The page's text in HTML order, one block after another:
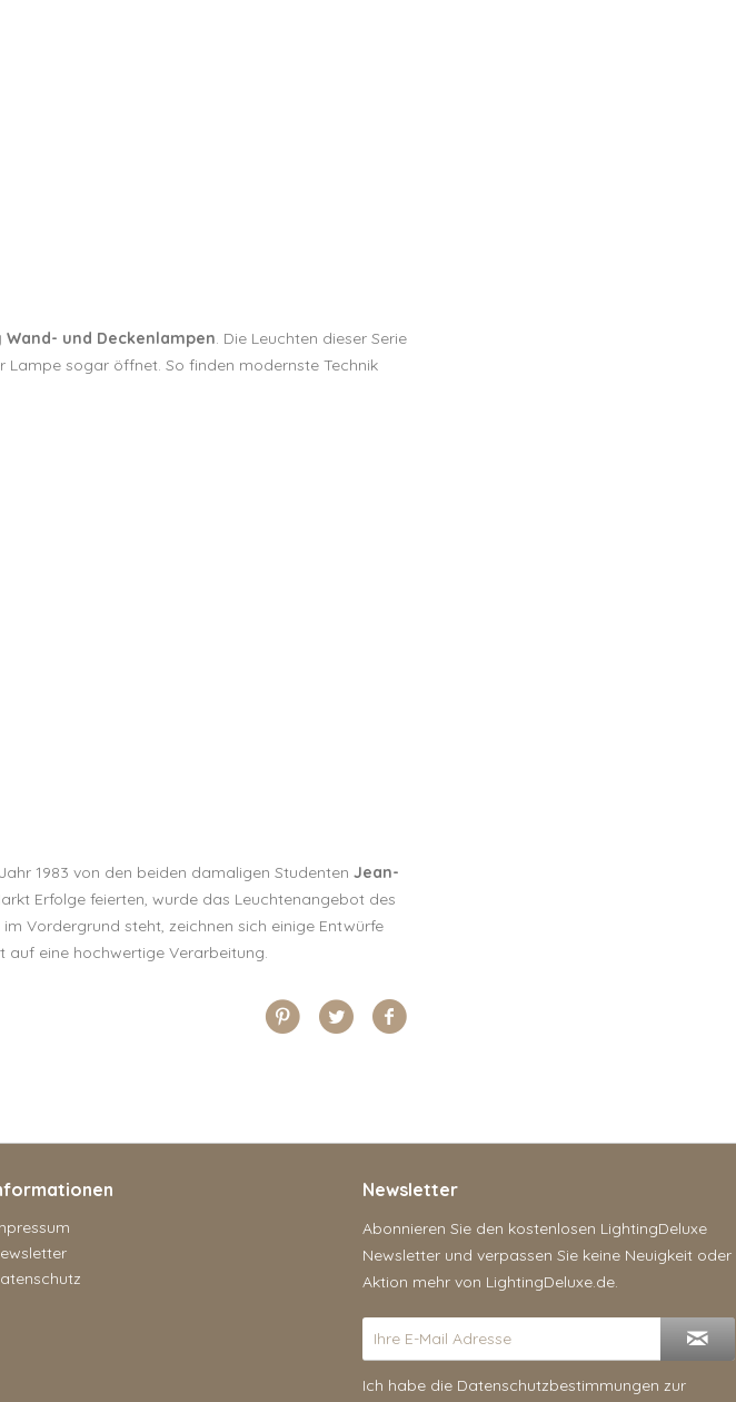
Wand- und Deckenlampen. Die Leuchten dieser Serie
sogar öffnet. So finden modernste Technik
1983 von den beiden damaligen Studenten Jean-
Erfolge feierten, wurde das Leuchtenangebot des
Vordergrund steht, zeichnen sich einige Entwürfe
auf eine hochwertige Verarbeitung.
Newsletter
Abonnieren Sie den kostenlosen LightingDeluxe
Newsletter und verpassen Sie keine Neuigkeit oder
Aktion mehr von LightingDeluxe.de.
Ich habe die Datenschutzbestimmungen zur